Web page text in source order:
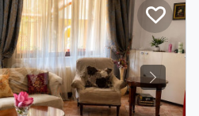
Next